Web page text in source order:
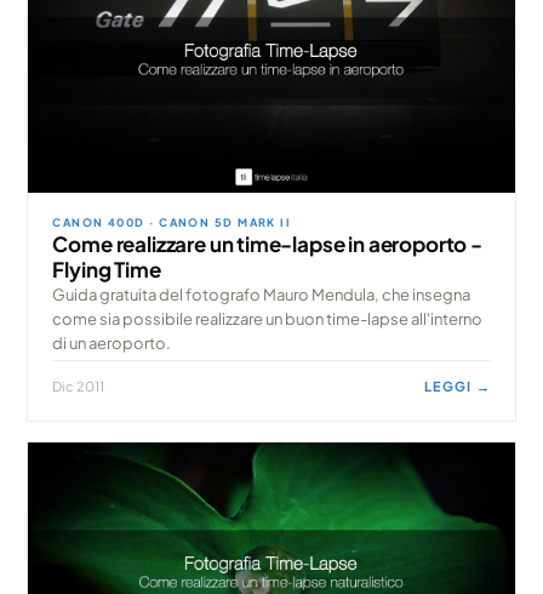
CANON 400D · CANON 5D MARK II
Come realizzare un time-lapse in aeroporto -
Flying Time
Guida gratuita del fotografo Mauro Mendula, che insegna
come sia possibile realizzare un buon time-lapse all'interno
di un aeroporto.
Dic 2011 LEGGI →